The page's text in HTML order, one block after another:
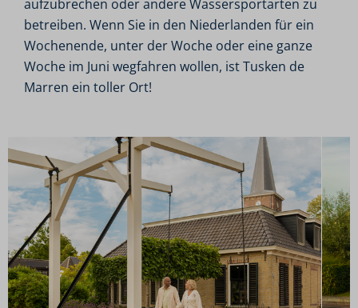
aufzubrechen oder andere Wassersportarten zu
betreiben. Wenn Sie in den Niederlanden für ein
Wochenende, unter der Woche oder eine ganze
Woche im Juni wegfahren wollen, ist Tusken de
Marren ein toller Ort!